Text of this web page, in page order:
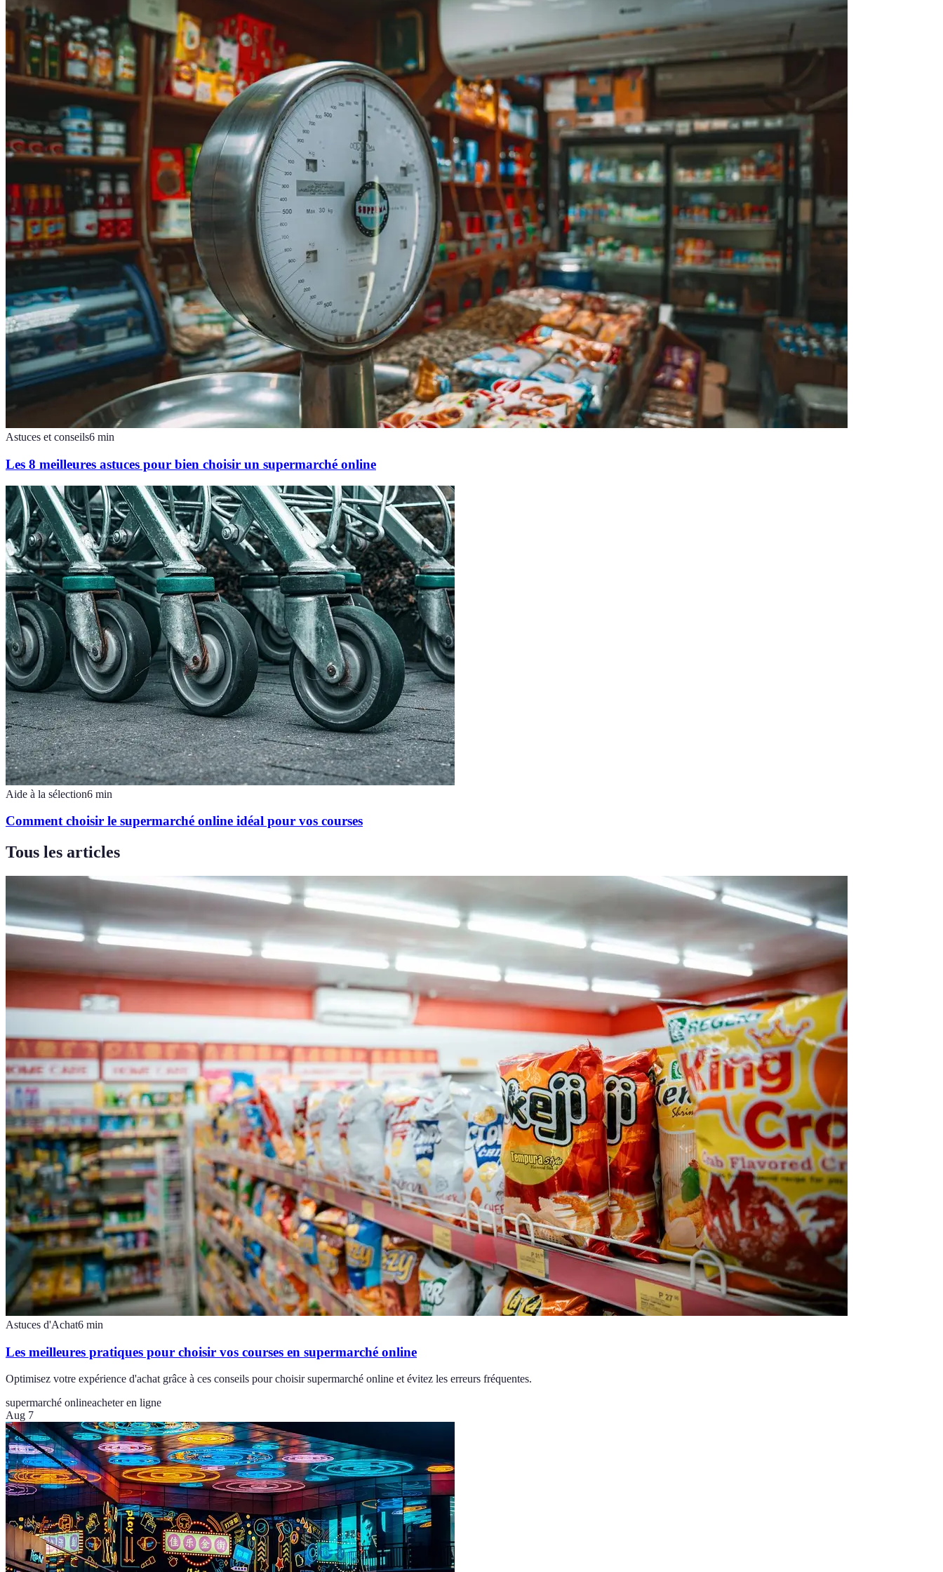
Astuces et conseils6 min
Les 8 meilleures astuces pour bien choisir un supermarché online
Aide à la sélection6 min
Comment choisir le supermarché online idéal pour vos courses
Tous les articles
Astuces d'Achat6 min
Les meilleures pratiques pour choisir vos courses en supermarché online
Optimisez votre expérience d'achat grâce à ces conseils pour choisir supermarché online et évitez les erreurs fréquentes.
supermarché onlineacheter en ligne
Aug 7